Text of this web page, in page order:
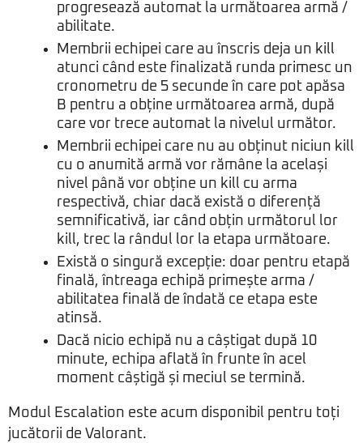
progresează automat la următoarea armă /
abilitate.
Membrii echipei care au înscris deja un kill
atunci când este finalizată runda primesc un
cronometru de 5 secunde în care pot apăsa
B pentru a obține următoarea armă, după
care vor trece automat la nivelul următor.
Membrii echipei care nu au obținut niciun kill
cu o anumită armă vor rămâne la același
nivel până vor obține un kill cu arma
respectivă, chiar dacă există o diferență
semnificativă, iar când obțin următorul lor
kill, trec la rândul lor la etapa următoare.
Există o singură excepție: doar pentru etapă
finală, întreaga echipă primește arma /
abilitatea finală de îndată ce etapa este
atinsă.
Dacă nicio echipă nu a câștigat după 10
minute, echipa aflată în frunte în acel
moment câștigă și meciul se termină.
Modul Escalation este acum disponibil pentru toți
jucătorii de Valorant.